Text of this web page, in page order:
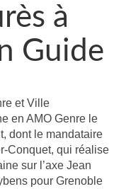
à
Guide
et Ville
en AMO Genre le
dont le mandataire
Conquet, qui réalise
sur l’axe Jean
pour Grenoble